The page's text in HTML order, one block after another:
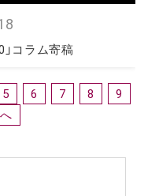
コラム寄稿
5 6 7 8
9